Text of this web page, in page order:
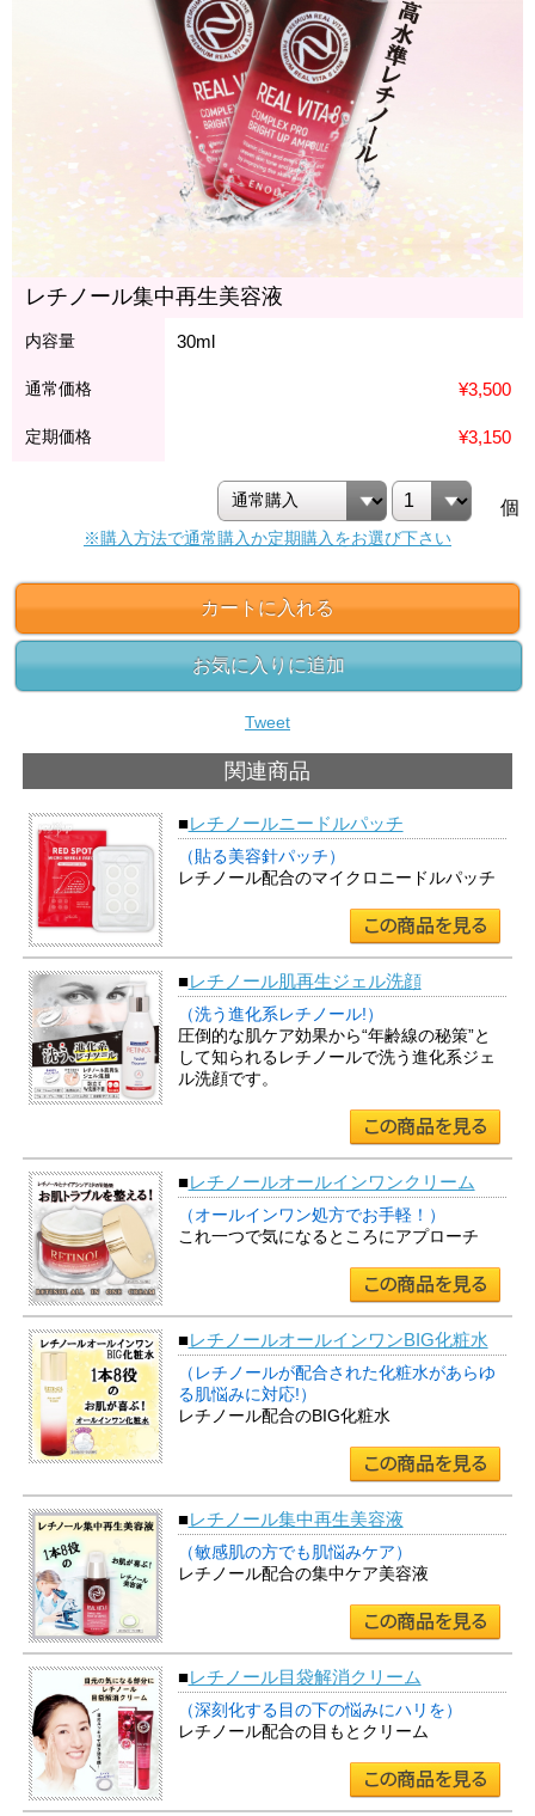
レチノール集中再生美容液
内容量 30ml
通常価格 ¥3,500
定期価格 ¥3,150
個
※購入方法で通常購入か定期購入をお選び下さい
カートに入れる
お気に入りに追加
Tweet
関連商品
■レチノールニードルパッチ
（貼る美容針パッチ）
レチノール配合のマイクロニードルパッチ
■レチノール肌再生ジェル洗顔
（洗う進化系レチノール!）
圧倒的な肌ケア効果から“年齢線の秘策”と
して知られるレチノールで洗う進化系ジェ
ル洗顔です。
■レチノールオールインワンクリーム
（オールインワン処方でお手軽！）
これ一つで気になるところにアプローチ
■レチノールオールインワンBIG化粧水
（レチノールが配合された化粧水があらゆ
る肌悩みに対応!）
レチノール配合のBIG化粧水
■レチノール集中再生美容液
（敏感肌の方でも肌悩みケア）
レチノール配合の集中ケア美容液
■レチノール目袋解消クリーム
（深刻化する目の下の悩みにハリを）
レチノール配合の目もとクリーム